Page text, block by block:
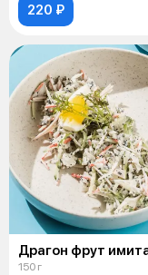
220 ₽
Драгон фрут
150 г